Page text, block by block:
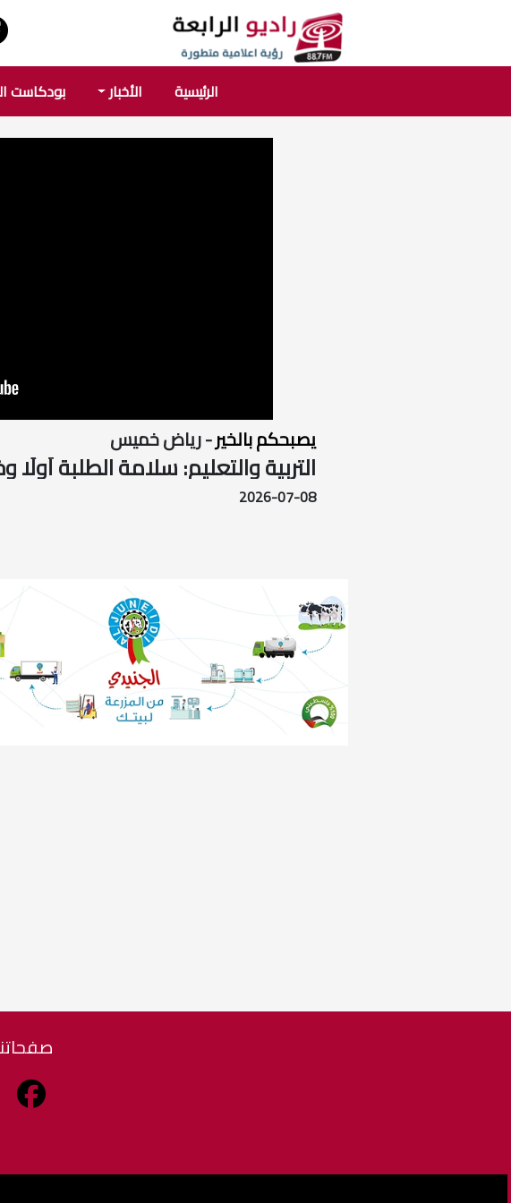
الرئيسية الأخبار بودكاست
يصبحكم بالخير- رياض خميس
التربية والتعليم: سلامة الطلبة
2026-07-08